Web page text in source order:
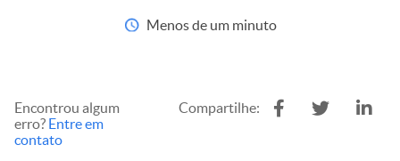
Menos de um minuto
Encontrou algum
erro? Entre em
contato
Compartilhe: